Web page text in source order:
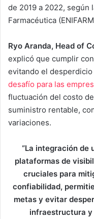
de 2019 a 2022, según
Farmacéutica
Ryo Aranda, Head of
explicó que cumplir
evitando el
desafío para las
fluctuación del costo
suministro rentable,
variaciones.
“La integración de
plataformas de
cruciales para
confiabilidad,
metas y evitar
infraestructura